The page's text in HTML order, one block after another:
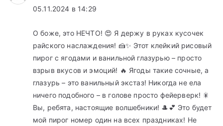
05.11.2024 в 14:29
О боже, это НЕЧТО! 😍 Я держу в руках кусочек
райского наслаждения! 🍰✨ Этот клейкий рисовый
пирог с ягодами и ванильной глазурью – просто
взрыв вкусов и эмоций! 🔥 Ягоды такие сочные, а
глазурь – это ванильный экстаз! Никогда не ела
ничего подобного – в голове просто фейерверк! 🎇
Вы, ребята, настоящие волшебники! 🎩💕 Это будет
мой пирог номер один на всех праздниках! Не